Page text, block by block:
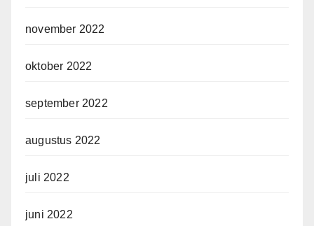
november 2022
oktober 2022
september 2022
augustus 2022
juli 2022
juni 2022